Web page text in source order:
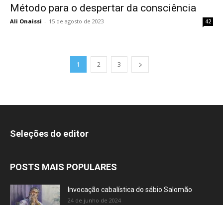
Método para o despertar da consciência
Ali Onaissi - 15 de agosto de 2023 42
1 2 3
Seleções do editor
POSTS MAIS POPULARES
Invocação cabalística do sábio Salomão
24 de junho de 2024